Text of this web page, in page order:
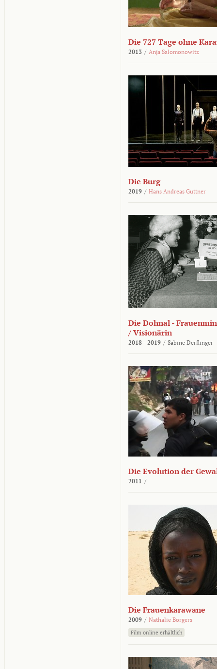
Die 727 Tage ohne
2013 / Anja Salomonowitz
Die Burg
2019 / Hans Andreas Guttner
Die Dohnal -
/ Visionärin
2018 - 2019 / Sabine Derflinger
Die Evolution der
2011 /
Die Frauenkarawane
2009 / Nathalie Borgers
Film online erhältlich